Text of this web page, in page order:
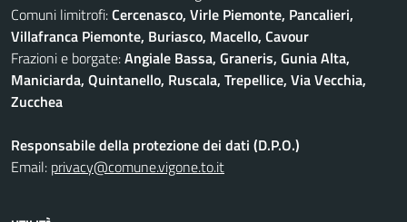
Comuni limitrofi:Cercenasco, Virle Piemonte, Pancalieri,
Villafranca Piemonte, Buriasco, Macello, Cavour
Frazioni e borgate:Angiale Bassa, Graneris, Gunia Alta,
Maniciarda, Quintanello, Ruscala, Trepellice, Via Vecchia,
Zucchea
Responsabile della protezione dei dati (D.P.O.)
Email: privacy@comune.vigone.to.it